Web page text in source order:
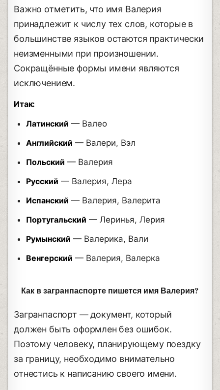
Важно отметить, что имя Валерия
принадлежит к числу тех слов, которые в
большинстве языков остаются практически
неизменными при произношении.
Сокращённые формы имени являются
исключением.
Итак:
Латинский — Валео
Английский — Валери, Вэл
Польский — Валерия
Русский — Валерия, Лера
Испанский — Валерия, Валерита
Португальский — Леринья, Лерия
Румынский — Валерика, Вали
Венгерский — Валерия, Валерка
Как в загранпаспорте пишется имя Валерия?
Загранпаспорт — документ, который
должен быть оформлен без ошибок.
Поэтому человеку, планирующему поездку
за границу, необходимо внимательно
отнестись к написанию своего имени.